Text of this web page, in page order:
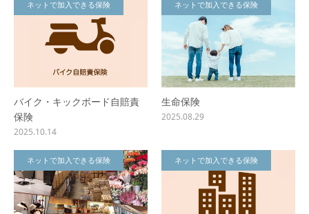
ネットで加入できる保険
バイク・キックボード自賠責
保険
2025.10.14
ネットで加入できる保険
生命保険
2025.08.29
ネットで加入できる保険 ネットで加入できる保険